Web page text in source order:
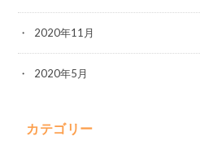
2020年11月
2020年5月
カテゴリー